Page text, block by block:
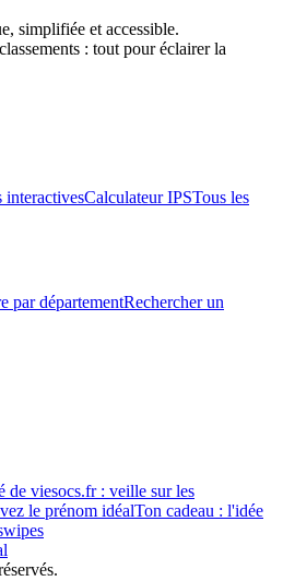
simplifiée et accessible.
: tout pour éclairer la
interactivesCalculateur IPSTous les
par départementRechercher un
de viesocs.fr : veille sur les
le prénom idéalTon cadeau : l'idée